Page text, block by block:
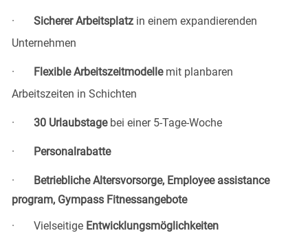
· Sicherer Arbeitsplatz in einem expandierenden
Unternehmen
· Flexible Arbeitszeitmodelle mit planbaren
Arbeitszeiten in Schichten
· 30 Urlaubstage bei einer 5-Tage-Woche
· Personalrabatte
· Betriebliche Altersvorsorge, Employee assistance
program, Gympass Fitnessangebote
· Vielseitige Entwicklungsmöglichkeiten